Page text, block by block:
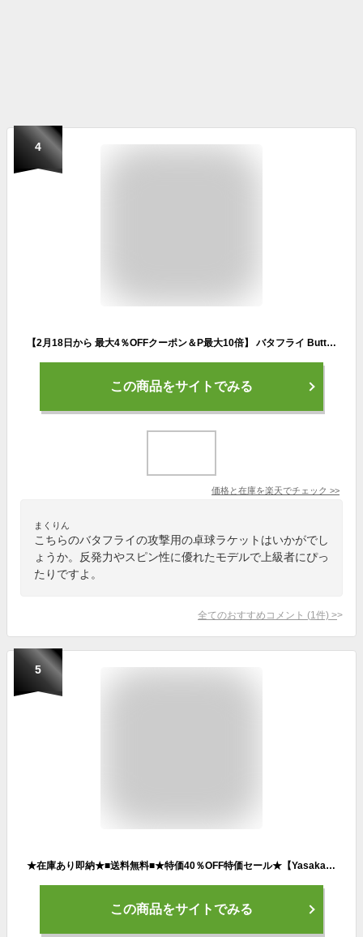
4
【2月18日から 最大4％OFFクーポン＆P最大10倍】 バタフライ Butterfly 卓球 ティモボル CAF ラケット シェーク 攻撃用 フレア FL 攻撃的 安定性 練習 部活 反発力 回転 スピン 36951
この商品をサイトでみる
価格と在庫を楽天でチェック >>
まくりん
こちらのバタフライの攻撃用の卓球ラケットはいかがでし
ょうか。反発力やスピン性に優れたモデルで上級者にぴっ
たりですよ。
全てのおすすめコメント (1 件) >
5
★在庫あり即納★■送料無料■★特価40％OFF特価セール★【Yasaka】ヤサカ 卓球 ラケットセット シェーク オールラウンド用 卓球セット[ YA-01 ]アーレスト7+&人気の 裏ソフトラバー 2枚 卓球ラケット シェークハンド 卓球用品通販 卓球初心者セット 【RCP】
この商品をサイトでみる